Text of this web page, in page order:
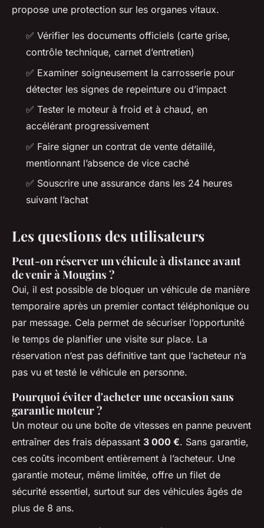
propose une protection sur les organes vitaux.
✅ Vérifier les documents officiels (carte grise,
contrôle technique, carnet d’entretien)
✅ Examiner soigneusement la carrosserie pour
détecter les signes de repeinture ou d’impact
✅ Tester le moteur à froid et à chaud, en
accélérant progressivement
✅ Faire signer un contrat de vente détaillé,
mentionnant l’absence de vice caché
✅ Souscrire une assurance dans les 24 heures
suivant l’achat
Les questions des utilisateurs
Peut-on réserver un véhicule à distance avant
de venir à Mougins ?
Oui, il est possible de bloquer un véhicule de manière
temporaire après un premier contact téléphonique ou
par message. Cela permet de sécuriser l’opportunité
le temps de planifier une visite sur place. La
réservation n’est pas définitive tant que l’acheteur n’a
pas vu et testé le véhicule en personne.
Pourquoi éviter d'acheter une occasion sans
garantie moteur ?
Un moteur ou une boîte de vitesses en panne peuvent
entraîner des frais dépassant 3 000 €. Sans garantie,
ces coûts incombent entièrement à l’acheteur. Une
garantie moteur, même limitée, offre un filet de
sécurité essentiel, surtout sur des véhicules âgés de
plus de 8 ans.